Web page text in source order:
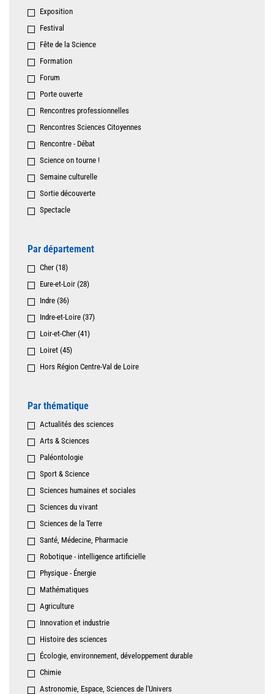
Exposition
Festival
Fête de la Science
Formation
Forum
Porte ouverte
Rencontres professionnelles
Rencontres Sciences Citoyennes
Rencontre - Débat
Science on tourne !
Semaine culturelle
Sortie découverte
Spectacle
Par département
Cher (18)
Eure-et-Loir (28)
Indre (36)
Indre-et-Loire (37)
Loir-et-Cher (41)
Loiret (45)
Hors Région Centre-Val de Loire
Par thématique
Actualités des sciences
Arts & Sciences
Paléontologie
Sport & Science
Sciences humaines et sociales
Sciences du vivant
Sciences de la Terre
Santé, Médecine, Pharmacie
Robotique - intelligence artificielle
Physique - Énergie
Mathématiques
Agriculture
Innovation et industrie
Histoire des sciences
Écologie, environnement, développement durable
Chimie
Astronomie, Espace, Sciences de l'Univers